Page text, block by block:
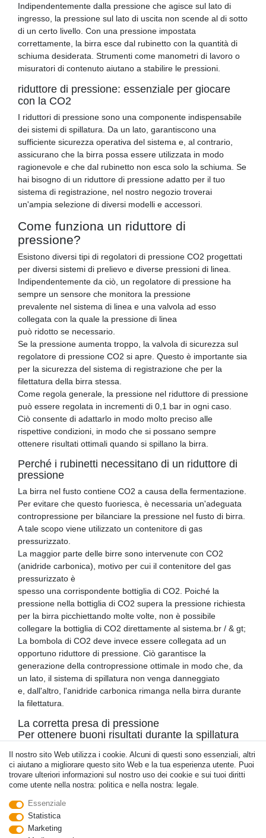
Indipendentemente dalla pressione che agisce sul lato di
ingresso, la pressione sul lato di uscita non scende al di sotto
di un certo livello. Con una pressione impostata
correttamente, la birra esce dal rubinetto con la quantità di
schiuma desiderata. Strumenti come manometri di lavoro o
misuratori di contenuto aiutano a stabilire le pressioni.
riduttore di pressione: essenziale per giocare
con la CO2
I riduttori di pressione sono una componente indispensabile
dei sistemi di spillatura. Da un lato, garantiscono una
sufficiente sicurezza operativa del sistema e, al contrario,
assicurano che la birra possa essere utilizzata in modo
ragionevole e che dal rubinetto non esca solo la schiuma. Se
hai bisogno di un riduttore di pressione adatto per il tuo
sistema di registrazione, nel nostro negozio troverai
un'ampia selezione di diversi modelli e accessori.
Come funziona un riduttore di
pressione?
Esistono diversi tipi di regolatori di pressione CO2 progettati
per diversi sistemi di prelievo e diverse pressioni di linea.
Indipendentemente da ciò, un regolatore di pressione ha
sempre un sensore che monitora la pressione
prevalente nel sistema di linea e una valvola ad esso
collegata con la quale la pressione di linea
può ridotto se necessario.
Se la pressione aumenta troppo, la valvola di sicurezza sul
regolatore di pressione CO2 si apre. Questo è importante sia
per la sicurezza del sistema di registrazione che per la
filettatura della birra stessa.
Come regola generale, la pressione nel riduttore di pressione
può essere regolata in incrementi di 0,1 bar in ogni caso.
Ciò consente di adattarlo in modo molto preciso alle
rispettive condizioni, in modo che si possano sempre
ottenere risultati ottimali quando si spillano la birra.
Perché i rubinetti necessitano di un riduttore di
pressione
La birra nel fusto contiene CO2 a causa della fermentazione.
Per evitare che questo fuoriesca, è necessaria un'adeguata
contropressione per bilanciare la pressione nel fusto di birra.
A tale scopo viene utilizzato un contenitore di gas
pressurizzato.
La maggior parte delle birre sono intervenute con CO2
(anidride carbonica), motivo per cui il contenitore del gas
pressurizzato è
spesso una corrispondente bottiglia di CO2. Poiché la
pressione nella bottiglia di CO2 supera la pressione richiesta
per la birra picchiettando molte volte, non è possibile
collegare la bottiglia di CO2 direttamente al sistema.br / & gt;
La bombola di CO2 deve invece essere collegata ad un
opportuno riduttore di pressione. Ciò garantisce la
generazione della contropressione ottimale in modo che, da
un lato, il sistema di spillatura non venga danneggiato
e, dall'altro, l'anidride carbonica rimanga nella birra durante
la filettatura.
La corretta presa di pressione
Per ottenere buoni risultati durante la spillatura
pressione di spillatura adeguata. Questo può
essere regolato per mezzo di una vite di
regolazione
fissata al riduttore di pressione, per cui il livello
corretto dipende da diversi fattori.
Questi fattori dovrebbero essere presi in
considerazione quando si regola la pressione
Il nostro sito Web utilizza i cookie. Alcuni di questi sono essenziali, altri
ci aiutano a migliorare questo sito Web e la tua esperienza utente. Puoi
trovare ulteriori informazioni sul nostro uso dei cookie e sui tuoi diritti
come utente nella nostra: politica e nella nostra: legale.
Essenziale
Statistica
Marketing